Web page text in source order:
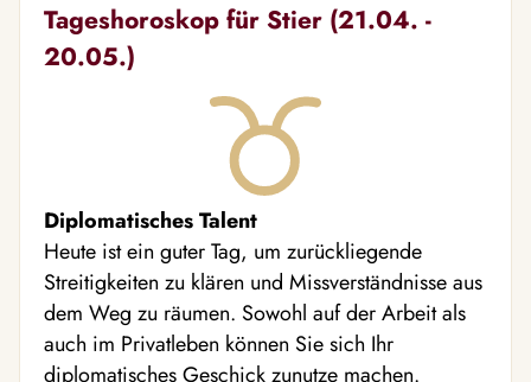
Tageshoroskop für Stier (21.04. -
20.05.)
Diplomatisches Talent
Heute ist ein guter Tag, um zurückliegende
Streitigkeiten zu klären und Missverständnisse aus
dem Weg zu räumen. Sowohl auf der Arbeit als
auch im Privatleben können Sie sich Ihr
diplomatisches Geschick zunutze machen.